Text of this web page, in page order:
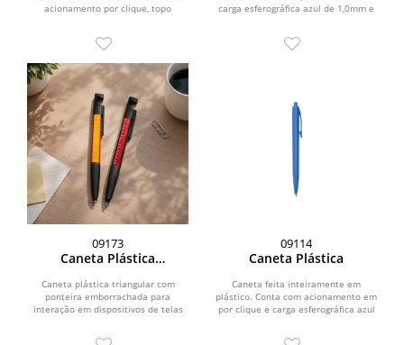
acionamento por clique, topo
carga esferográfica azul de 1,0mm e
09173
Caneta Plástica
Caneta plástica triangular com
ponteira emborrachada para
interação em dispositivos de telas
09114
Caneta Plástica
Caneta feita inteiramente em
plástico. Conta com acionamento em
por clique e carga esferográfica azul